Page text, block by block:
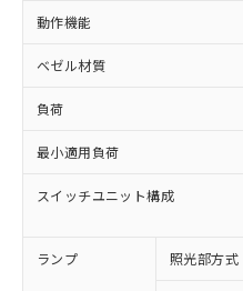
動作機能
ベゼル材質
負荷
最小適用負荷
スイッチユニット構成
ランプ 照光部方式